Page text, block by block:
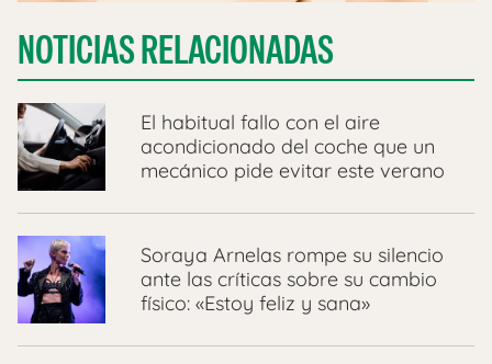
NOTICIAS RELACIONADAS
El habitual fallo con el aire
acondicionado del coche que un
mecánico pide evitar este verano
Soraya Arnelas rompe su silencio
ante las críticas sobre su cambio
físico: «Estoy feliz y sana»